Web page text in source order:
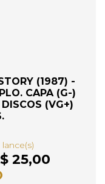
(1987) -
CAPA (G-)
(VG+)
lance(s)
25,00